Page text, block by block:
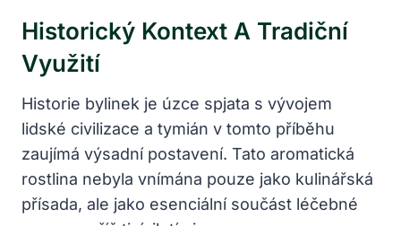
Historický Kontext A Tradiční
Využití
Historie bylinek je úzce spjata s vývojem
lidské civilizace a tymián v tomto příběhu
zaujímá výsadní postavení. Tato aromatická
rostlina nebyla vnímána pouze jako kulinářská
přísada, ale jako esenciální součást léčebné